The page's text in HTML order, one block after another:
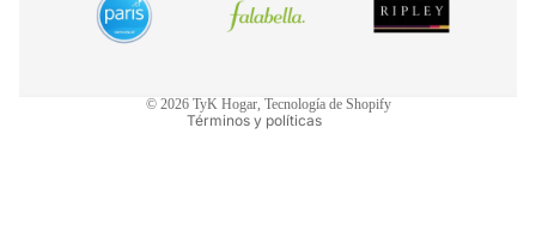
© 2026 TyK Hogar, Tecnología de Shopify
Términos y políticas
Política de reembolso
Términos del servicio